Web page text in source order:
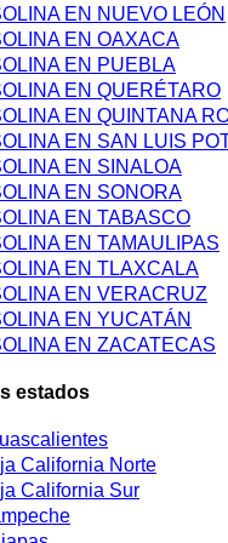
EN NUEVO LEÓN
EN OAXACA
EN PUEBLA
EN QUERÉTARO
EN QUINTANA
EN SAN LUIS
EN SINALOA
EN SONORA
EN TABASCO
EN TAMAULIPAS
EN TLAXCALA
EN VERACRUZ
EN YUCATÁN
EN ZACATECAS
estados
California Norte
California Sur